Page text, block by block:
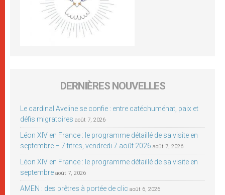
DERNIÈRES NOUVELLES
Le cardinal Aveline se confie : entre catéchuménat, paix et
défis migratoires août 7, 2026
Léon XIV en France : le programme détaillé de sa visite en
septembre – 7 titres, vendredi 7 août 2026 août 7, 2026
Léon XIV en France : le programme détaillé de sa visite en
septembre août 7, 2026
AMEN : des prêtres à portée de clic août 6, 2026